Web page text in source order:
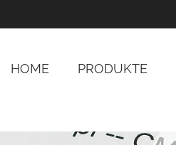
HOME PRODUKTE